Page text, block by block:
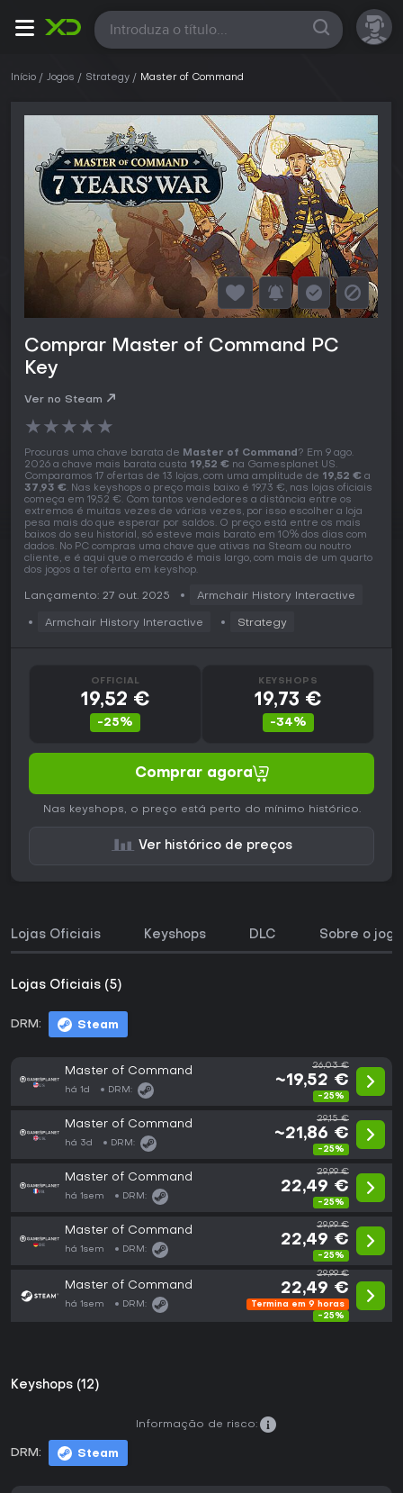
Todas
Início Jogos Strategy Master of Command
Comprar Master of Command PC
Key
Ver no Steam
★★★★★
Procuras uma chave barata de Master of Command? Em 9 ago.
2026 a chave mais barata custa 19,52 € na Gamesplanet US.
Comparamos 17 ofertas de 13 lojas, com uma amplitude de 19,52 € a
37,93 €. Nas keyshops o preço mais baixo é 19,73 €, nas lojas oficiais
começa em 19,52 €. Com tantos vendedores a distância entre os
extremos é muitas vezes de várias vezes, por isso escolher a loja
pesa mais do que esperar por saldos. O preço está entre os mais
baixos do seu historial, só esteve mais barato em 10% dos dias com
dados. No PC compras uma chave que ativas na Steam ou noutro
cliente, e é aqui que o mercado é mais largo, com mais de um quarto
dos jogos a ter oferta em keyshop.
Lançamento: 27 out. 2025 Armchair History Interactive
Armchair History Interactive Strategy
OFFICIAL
19,52 €
-25%
KEYSHOPS
19,73 €
-34%
Comprar agora
Nas keyshops, o preço está perto do mínimo histórico.
Ver histórico de preços
Lojas Oficiais Keyshops DLC Sobre o jogo
Lojas Oficiais (5)
DRM: Steam
Master of Command
há 1d DRM:
26,03 €
~19,52 €
-25%
Master of Command
há 3d DRM:
29,15 €
~21,86 €
-25%
Master of Command
há 1sem DRM:
29,99 €
22,49 €
-25%
Master of Command
há 1sem DRM:
29,99 €
22,49 €
-25%
Master of Command
há 1sem DRM:
29,99 €
22,49 €
Termina em 9 horas
-25%
Keyshops (12)
DRM: Steam
Informação de risco: